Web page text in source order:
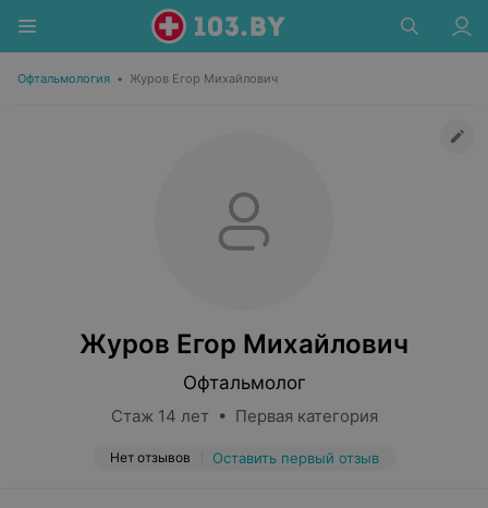
Офтальмология • Журов Егор Михайлович
Журов Егор Михайлович
Офтальмолог
Стаж 14 лет • Первая категория
Нет отзывов Оставить первый отзыв